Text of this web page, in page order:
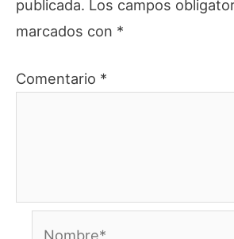
publicada. Los campos
marcados con *
Comentario *